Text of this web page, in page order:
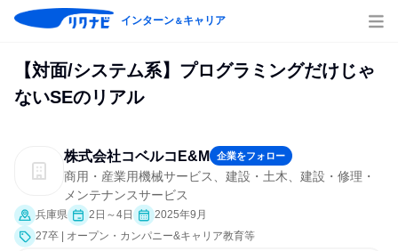
インターン＆キャリア
【対面/システム系】プログラミングだけじゃ
ないSEのリアル
株式会社コベルコE&M 企業をフォロー
商用・産業用機械サービス、建設・土木、建設・修理・
メンテナンスサービス
兵庫県 2日～4日
2025年9月
27卒 | オープン・カンパニー&キャリア教育等